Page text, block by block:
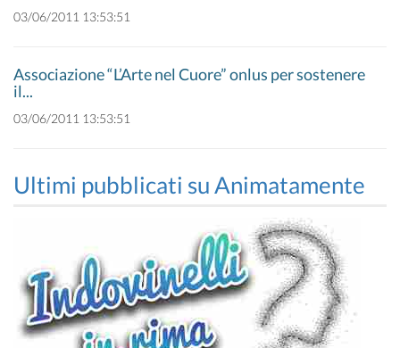
03/06/2011 13:53:51
Associazione “L’Arte nel Cuore” onlus per sostenere
il...
03/06/2011 13:53:51
Ultimi pubblicati su Animatamente